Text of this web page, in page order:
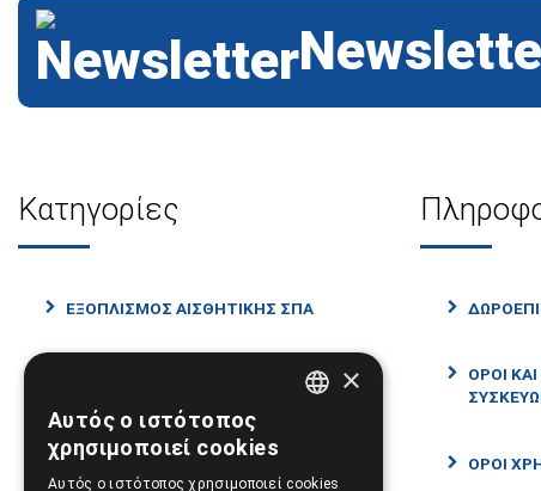
Κατηγορίες
ΕΞΟΠΛΙΣΜΟΣ ΑΙΣΘΗΤΙΚΗΣ ΣΠΑ
ΑΝΑΠΝΕΥΣΤΙΚΑ
ΟΡΟΙ
ΟΡΟΙ
×
Αυτός ο ιστότοπος
χρησιμοποιεί cookies
Αυτός ο ιστότοπος χρησιμοποιεί cookies